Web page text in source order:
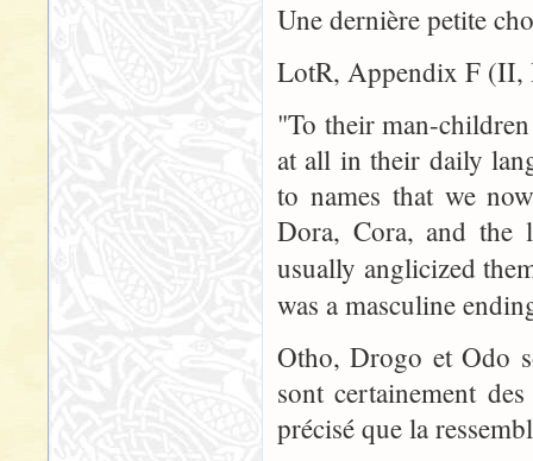
Une dernière petite
LotR, Appendix F (II,
"To their man-
at all in their daily
to names that we
Dora, Cora, and the
usually anglicized
was a masculine
Otho, Drogo et Odo
sont certainement
précisé que la